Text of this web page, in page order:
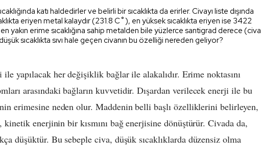
katı haldedirler ve belirli bir sıcaklıkta da erirler. Civayı liste dışında
eriyen metal kalaydır (231.8 C˚), en yüksek sıcaklıkta eriyen ise 3422
yakın erime sıcaklığına sahip metalden bile yüzlerce santigrad derece (civa
sıcaklıkta sıvı hale geçen civanın bu özelliği nereden geliyor?
yapılacak her değişiklik bağlar ile alakalıdır. Erime noktasını
arasındaki bağların kuvvetidir. Dışardan verilecek enerji ile bu
erimesine neden olur. Maddenin belli başlı özelliklerini belirleyen,
kinetik enerjinin bir kısmını bağ enerjisine dönüştürür. Civada da,
düşüktür. Bu sebeple civa, düşük sıcaklıklarda düzensiz olma